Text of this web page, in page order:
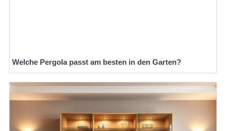
Welche Pergola passt am besten in den Garten?